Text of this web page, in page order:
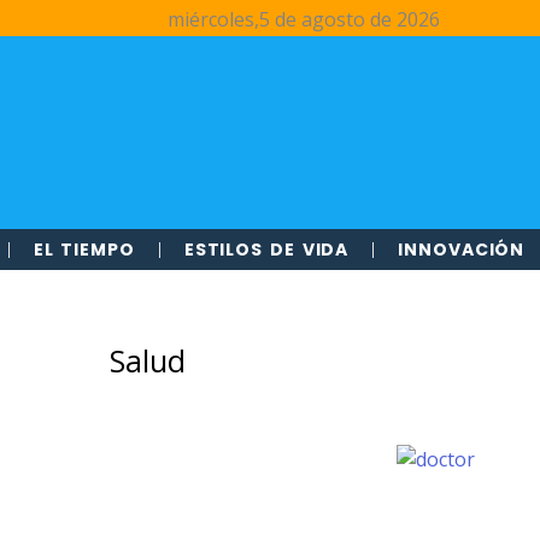
miércoles,5 de agosto de 2026
EL TIEMPO ESTILOS DE VIDA INNOVACIÓN
Salud